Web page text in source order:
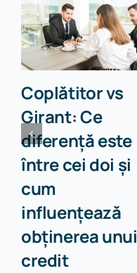
Coplătitor vs
Girant: Ce
diferență este
între cei doi și
cum
influențează
obținerea unui
credit